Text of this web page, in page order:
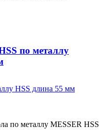
по металлу
HSS длина 55 мм
по металлу MESSER HSS